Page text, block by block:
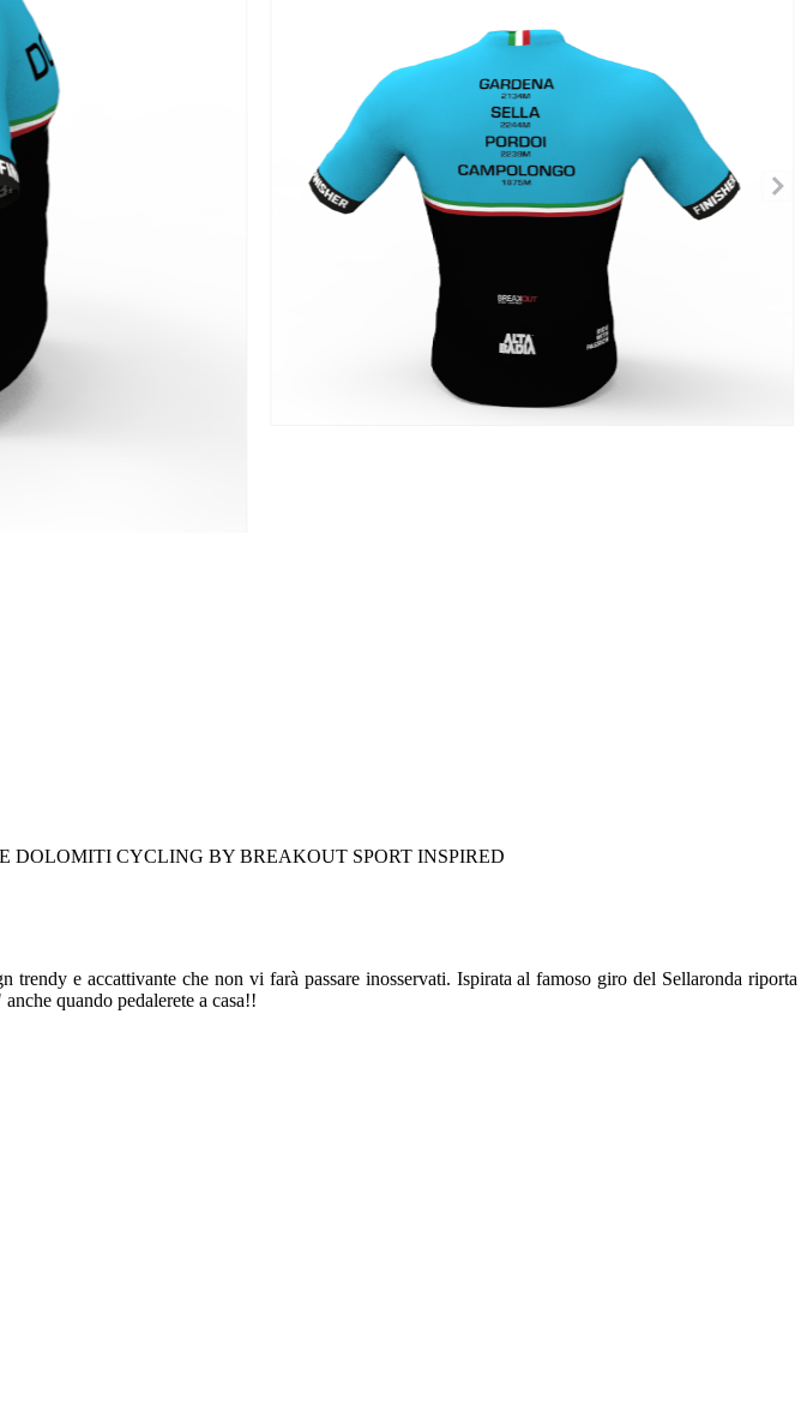
CYCLING BY BREAKOUT SPORT INSPIRED
e accattivante che non vi farà passare inosservati. Ispirata al famoso giro del Sellaronda riporta
quando pedalerete a casa!!